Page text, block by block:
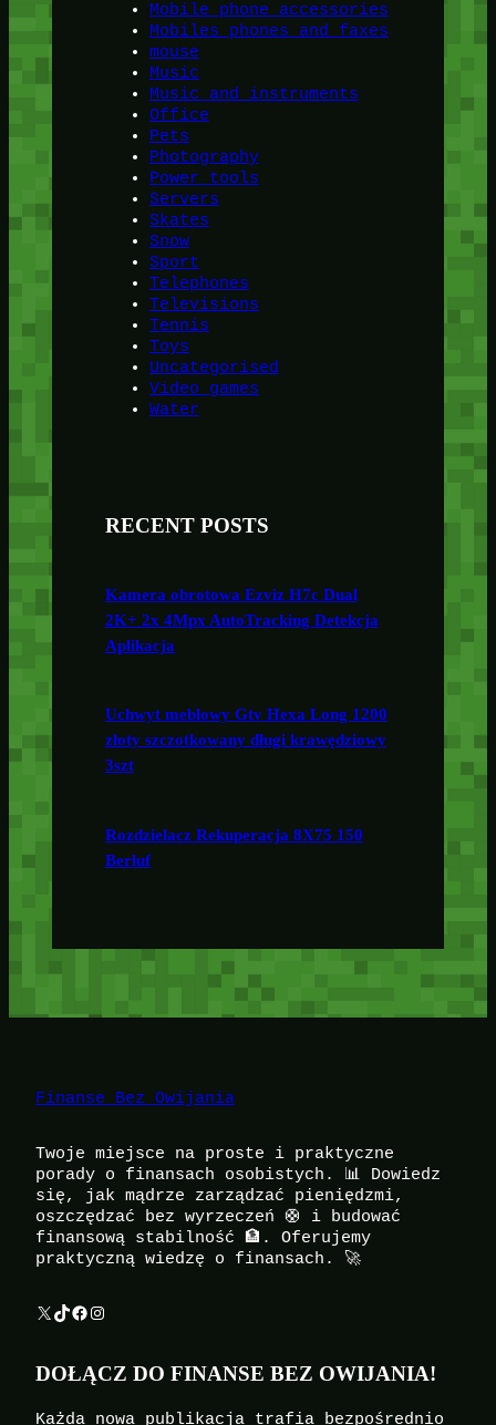
Mobile phone accessories
Mobiles phones and faxes
mouse
Music
Music and instruments
Office
Pets
Photography
Power tools
Servers
Skates
Snow
Sport
Telephones
Televisions
Tennis
Toys
Uncategorised
Video games
Water
RECENT POSTS
Kamera obrotowa Ezviz H7c Dual
2K+ 2x 4Mpx AutoTracking Detekcja
Aplikacja
Uchwyt meblowy Gtv Hexa Long 1200
złoty szczotkowany długi krawędziowy
3szt
Rozdzielacz Rekuperacja 8X75 150
Berluf
Finanse Bez Owijania
Twoje miejsce na proste i praktyczne
porady o finansach osobistych. 📊 Dowiedz
się, jak mądrze zarządzać pieniędzmi,
oszczędzać bez wyrzeczeń 🛟 i budować
finansową stabilność 🏦. Oferujemy
praktyczną wiedzę o finansach. 🚀
X TikTok Facebook Instagram
DOŁĄCZ DO FINANSE BEZ OWIJANIA!
Każda nowa publikacja trafia bezpośrednio